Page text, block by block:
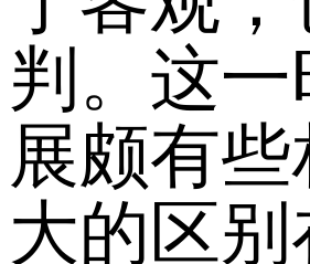
判。这
展颇有
大的区